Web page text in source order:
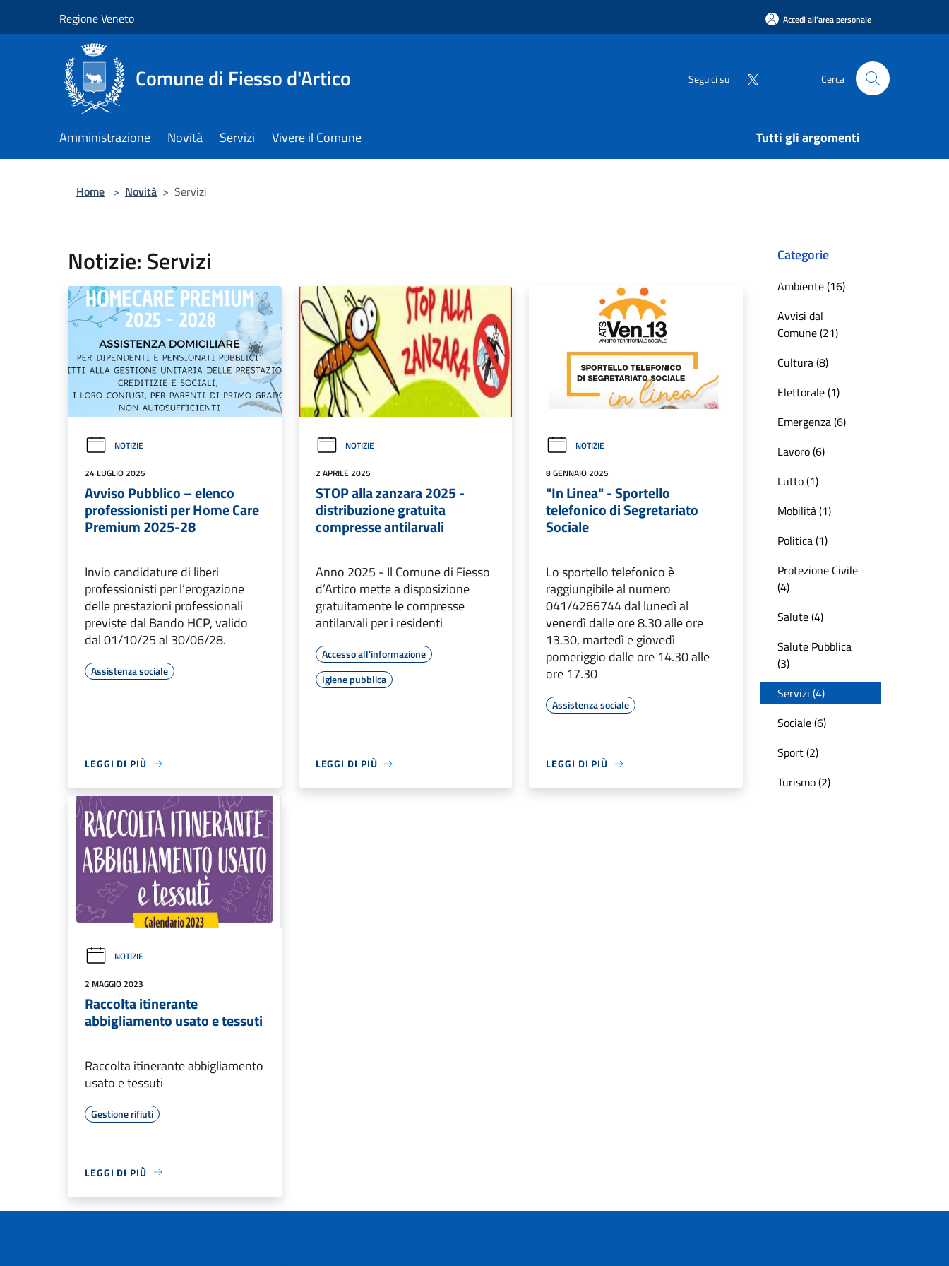
Regione Veneto Accedi all'area personale
Comune di Fiesso d'Artico Seguici su Cerca
Amministrazione Novità Servizi Vivere il Comune Tutti gli argomenti
Home > Novità > Servizi
Notizie: Servizi
NOTIZIE
24 LUGLIO 2025
Avviso Pubblico – elenco
professionisti per Home Care
Premium 2025-28
Invio candidature di liberi
professionisti per l’erogazione
delle prestazioni professionali
previste dal Bando HCP, valido
dal 01/10/25 al 30/06/28.
Assistenza sociale
LEGGI DI PIÙ
NOTIZIE
2 APRILE 2025
STOP alla zanzara 2025 -
distribuzione gratuita
compresse antilarvali
Anno 2025 - Il Comune di Fiesso
d’Artico mette a disposizione
gratuitamente le compresse
antilarvali per i residenti
Accesso all'informazione
Igiene pubblica
LEGGI DI PIÙ
NOTIZIE
8 GENNAIO 2025
"In Linea" - Sportello
telefonico di Segretariato
Sociale
Lo sportello telefonico è
raggiungibile al numero
041/4266744 dal lunedì al
venerdì dalle ore 8.30 alle ore
13.30, martedì e giovedì
pomeriggio dalle ore 14.30 alle
ore 17.30
Assistenza sociale
LEGGI DI PIÙ
NOTIZIE
2 MAGGIO 2023
Raccolta itinerante
abbigliamento usato e tessuti
Raccolta itinerante abbigliamento
usato e tessuti
Gestione rifiuti
LEGGI DI PIÙ
Categorie
Ambiente (16)
Avvisi dal
Comune (21)
Cultura (8)
Elettorale (1)
Emergenza (6)
Lavoro (6)
Lutto (1)
Mobilità (1)
Politica (1)
Protezione Civile
(4)
Salute (4)
Salute Pubblica
(3)
Servizi (4)
Sociale (6)
Sport (2)
Turismo (2)